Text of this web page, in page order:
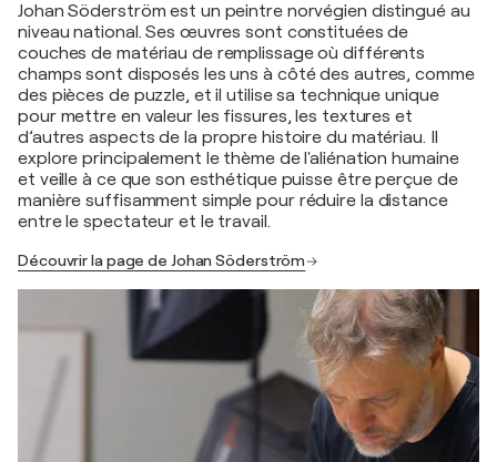
Johan Söderström est un peintre norvégien distingué au
niveau national. Ses œuvres sont constituées de
couches de matériau de remplissage où différents
champs sont disposés les uns à côté des autres, comme
des pièces de puzzle, et il utilise sa technique unique
pour mettre en valeur les fissures, les textures et
d’autres aspects de la propre histoire du matériau. Il
explore principalement le thème de l'aliénation humaine
et veille à ce que son esthétique puisse être perçue de
manière suffisamment simple pour réduire la distance
entre le spectateur et le travail.
Découvrir la page de Johan Söderström